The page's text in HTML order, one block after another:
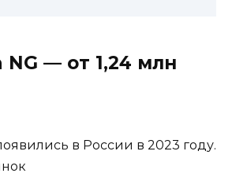
NG — от 1,24 млн